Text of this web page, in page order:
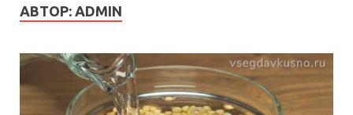
АВТОР: ADMIN